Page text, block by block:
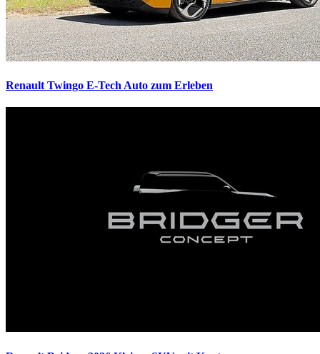
Renault Twingo E-Tech Auto zum Erleben